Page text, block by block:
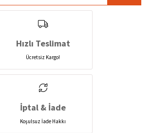
Hızlı Teslimat
Ücretsiz Kargo!
İptal & İade
Koşulsuz İade Hakkı